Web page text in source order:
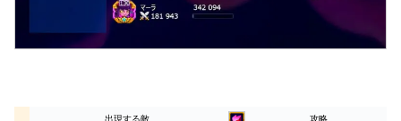
出現する敵 攻略